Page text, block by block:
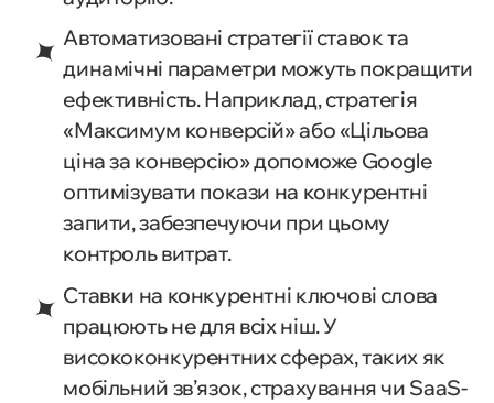
Автоматизовані стратегії ставок та
динамічні параметри можуть покращити
ефективність. Наприклад, стратегія
«Максимум конверсій» або «Цільова
ціна за конверсію» допоможе Google
оптимізувати покази на конкурентні
запити, забезпечуючи при цьому
контроль витрат.
Ставки на конкурентні ключові слова
працюють не для всіх ніш. У
висококонкурентних сферах, таких як
мобільний зв’язок, страхування чи SaaS-